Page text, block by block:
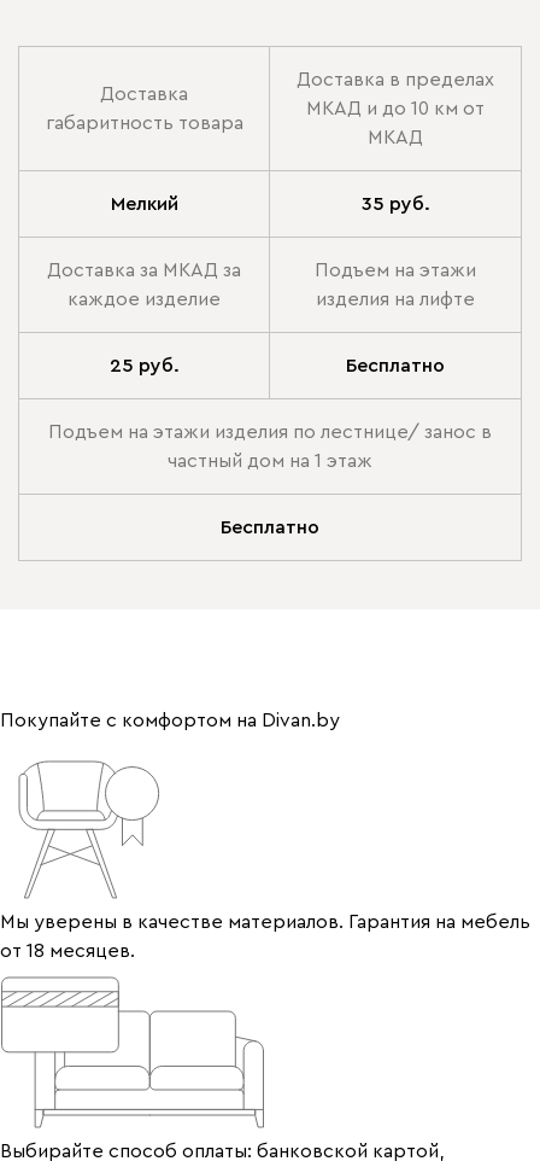
Доставка
габаритность товара
Доставка в пределах
МКАД и до 10 км от
МКАД
Мелкий 35 руб.
Доставка за МКАД за
каждое изделие
Подъем на этажи
изделия на лифте
25 руб. Бесплатно
Подъем на этажи изделия по лестнице/ занос в
частный дом на 1 этаж
Бесплатно
Покупайте с комфортом на Divan.by
Мы уверены в качестве материалов. Гарантия на мебель
от 18 месяцев.
Выбирайте способ оплаты: банковской картой,